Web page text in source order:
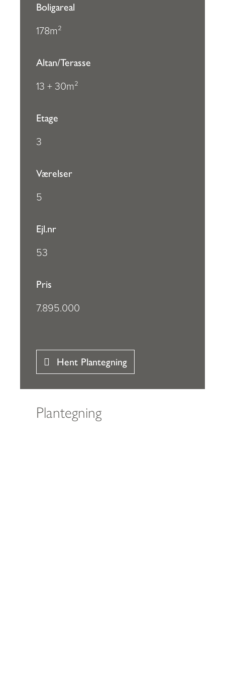
Boligareal
178m²
Altan/Terasse
13 + 30m²
Etage
3
Værelser
5
Ejl.nr
53
Pris
7.895.000
Hent Plantegning
Plantegning